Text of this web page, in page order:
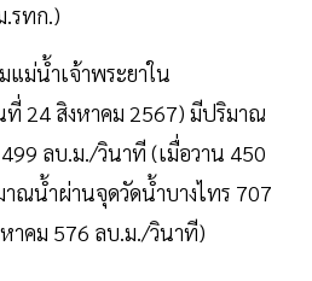
รทก.)
ม่น้ำเจ้าพระยาใน
24 สิงหาคม 2567) มีปริมาณ
ลบ.ม./วินาที (เมื่อวาน 450
ณน้ำผ่านจุดวัดน้ำบางไทร 707
าคม 576 ลบ.ม./วินาที)